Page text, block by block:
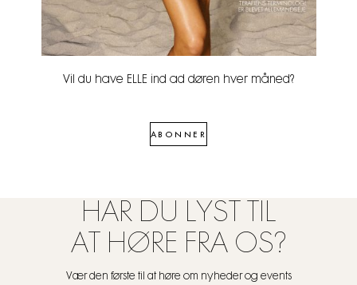
Vil du have ELLE ind ad døren hver måned?
ABONNER
HAR DU LYST TIL
AT HØRE FRA OS?
Vær den første til at høre om nyheder og events